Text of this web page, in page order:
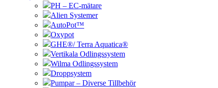
PH – EC-mätare
Alien Systemer
AutoPot™
Oxypot
GHE®/ Terra Aquatica®
Vertikala Odlingssystem
Wilma Odlingssystem
Droppsystem
Pumpar – Diverse Tillbehör